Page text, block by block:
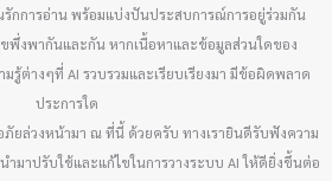
กการอ่าน พร้อมแบ่งปันประสบการณ์การอยู่ร่วมกัน
พึ่งพากันและกัน หากเนื้อหาและข้อมูลส่วนใดของ
รู้ต่างๆที่ AI รวบรวมและเรียบเรียงมา มีข้อผิดพลาด
ประการใด
ภัยล่วงหน้ามา ณ ที่นี้ ด้วยครับ ทางเรายินดีรับฟังความ
มาปรับใช้และแก้ไขในการวางระบบ AI ให้ดียิ่งขึ้นต่อ